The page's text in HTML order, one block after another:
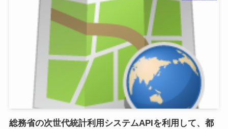
総務省の次世代統計利用システムAPIを利用して、都